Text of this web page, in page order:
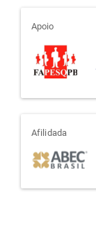
apoio
Apoio
Afilidada